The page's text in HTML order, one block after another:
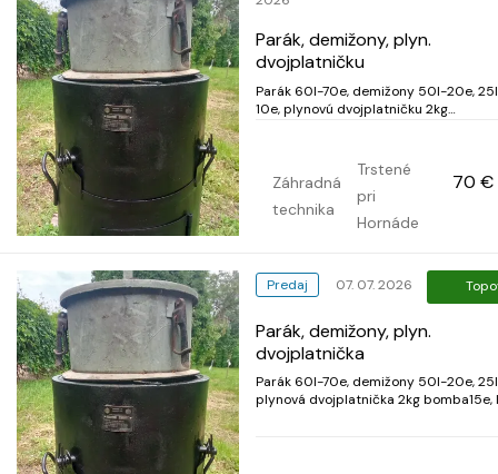
Parák, demižony, plyn.
dvojplatničku
Parák 60l-70e, demižony 50l-20e,
10e, plynovú dvojplatničku 2kg
Záhradná
technika
Trstené
pri
Hornáde
70 €
Predaj 07. 07. 2026
Parák, demižony, plyn.
dvojplatnička
Parák 60l-70e, demižony 50l-20e,
plynová dvojplatnička 2kg bomba15e,